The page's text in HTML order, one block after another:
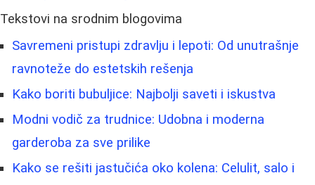
Tekstovi na srodnim blogovima
Savremeni pristupi zdravlju i lepoti: Od unutrašnje
ravnoteže do estetskih rešenja
Kako boriti bubuljice: Najbolji saveti i iskustva
Modni vodič za trudnice: Udobna i moderna
garderoba za sve prilike
Kako se rešiti jastučića oko kolena: Celulit, salo i